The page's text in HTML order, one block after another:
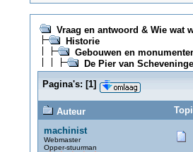
Vraag en antwoord & Wie wat
Historie
Gebouwen en
De Pier van
Pagina's: [1]
Auteur
machinist
Webmaster
Opper-stuurman